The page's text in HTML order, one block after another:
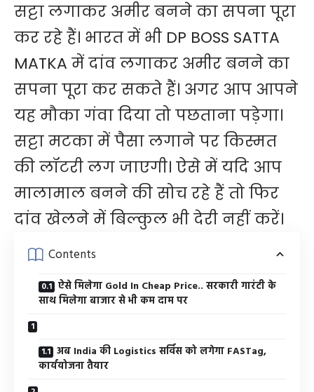
सट्टा लगाकर अमीर बनने का सपना पूरा
कर रहे हैं। भारत में भी DP BOSS SATTA
MATKA में दांव लगाकर अमीर बनने का
सपना पूरा कर सकते हैं। अगर आप आपने
यह मौका गंवा दिया तो पछताना पड़ेगा।
सट्टा मटका में पैसा लगाने पर किस्मत
की लॉटरी लग जाएगी। ऐसे में यदि आप
मालामाल बनने की सोच रहे हैं तो फिर
दांव खेलने में बिल्कुल भी देरी नहीं करें।
Contents
ऐसे मिलेगा Gold In Cheap Price.. सरकारी गारंटी के
साथ मिलेगा बाजार से भी कम दाम पर
अब India की Logistics सर्विस को लगेगा FASTag,
कार्ययोजना तैयार